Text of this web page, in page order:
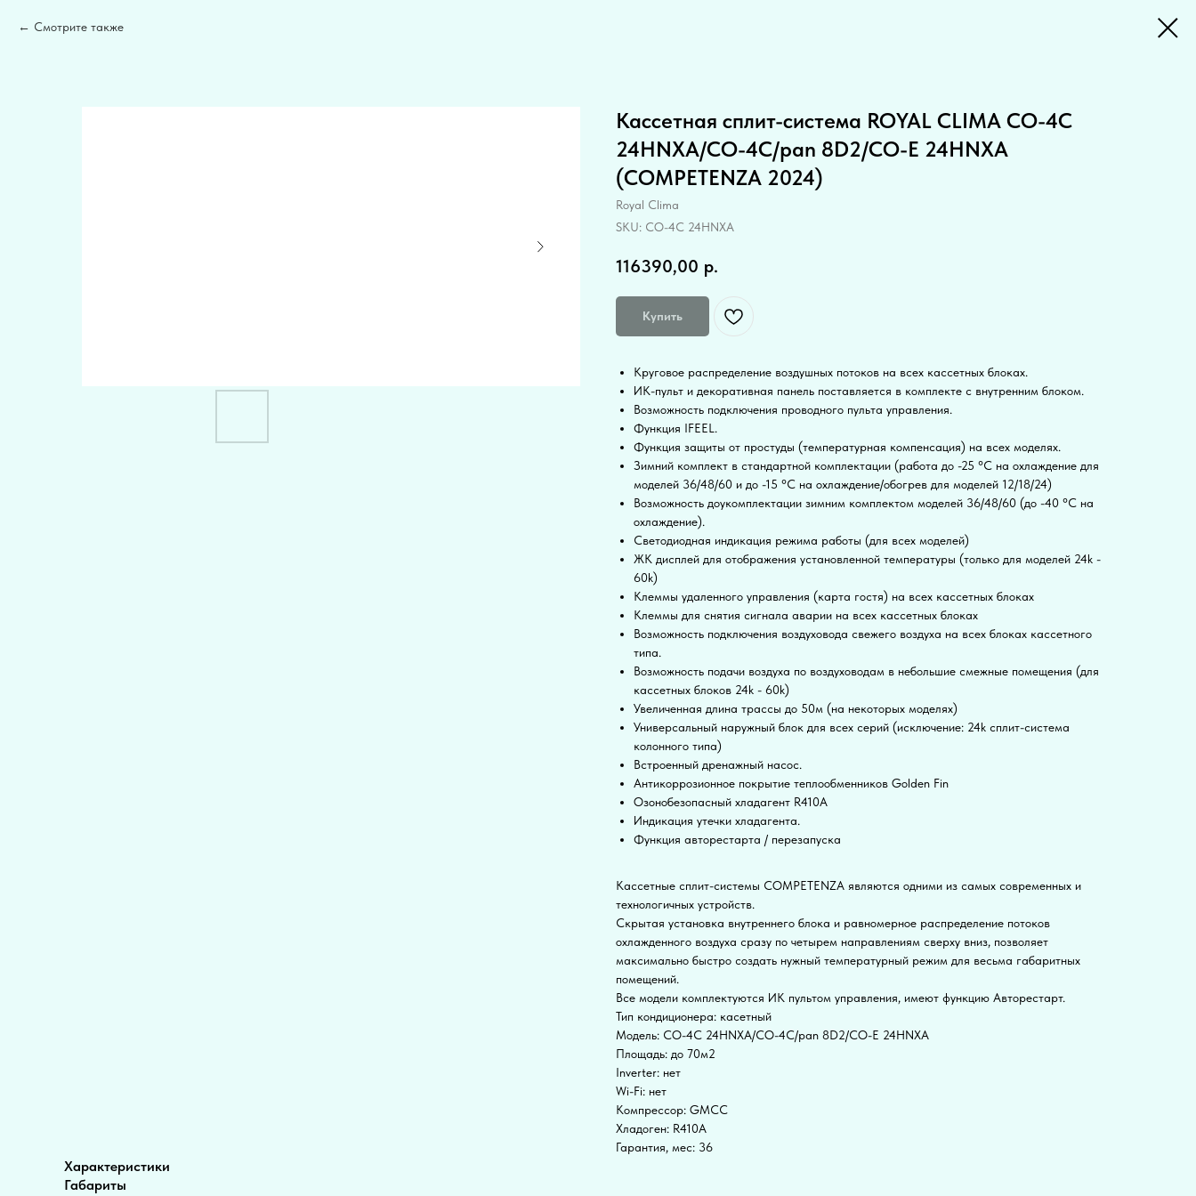
Смотрите также
Кассетная сплит-система ROYAL CLIMA CO-4C
24HNXA/CO-4C/pan 8D2/CO-E 24HNXA
(COMPETENZA 2024)
Royal Clima
SKU: CO-4C 24HNXA
116390,00 р.
Купить
Круговое распределение воздушных потоков на всех кассетных блоках.
ИК-пульт и декоративная панель поставляется в комплекте с внутренним блоком.
Возможность подключения проводного пульта управления.
Функция IFEEL.
Функция защиты от простуды (температурная компенсация) на всех моделях.
Зимний комплект в стандартной комплектации (работа до -25 °С на охлаждение для
моделей 36/48/60 и до -15 °С на охлаждение/обогрев для моделей 12/18/24)
Возможность доукомплектации зимним комплектом моделей 36/48/60 (до -40 °С на
охлаждение).
Светодиодная индикация режима работы (для всех моделей)
ЖК дисплей для отображения установленной температуры (только для моделей 24k -
60k)
Клеммы удаленного управления (карта гостя) на всех кассетных блоках
Клеммы для снятия сигнала аварии на всех кассетных блоках
Возможность подключения воздуховода свежего воздуха на всех блоках кассетного
типа.
Возможность подачи воздуха по воздуховодам в небольшие смежные помещения (для
кассетных блоков 24k - 60k)
Увеличенная длина трассы до 50м (на некоторых моделях)
Универсальный наружный блок для всех серий (исключение: 24k сплит-система
колонного типа)
Встроенный дренажный насос.
Антикоррозионное покрытие теплообменников Golden Fin
Озонобезопасный хладагент R410A
Индикация утечки хладагента.
Функция авторестарта / перезапуска
Кассетные сплит-системы COMPETENZA являются одними из самых современных и
технологичных устройств.
Скрытая установка внутреннего блока и равномерное распределение потоков
охлажденного воздуха сразу по четырем направлениям сверху вниз, позволяет
максимально быстро создать нужный температурный режим для весьма габаритных
помещений.
Все модели комплектуются ИК пультом управления, имеют функцию Авторестарт.
Тип кондиционера: касетный
Модель: CO-4C 24HNXA/CO-4C/pan 8D2/CO-E 24HNXA
Площадь: до 70м2
Inverter: нет
Wi-Fi: нет
Компрессор: GMCC
Хладоген: R410A
Гарантия, мес: 36
Характеристики
Габариты